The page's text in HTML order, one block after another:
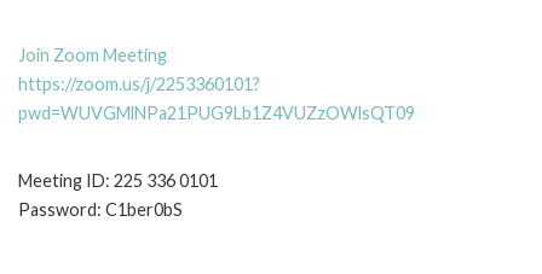
Join Zoom Meeting
https://zoom.us/j/2253360101?
pwd=WUVGMlNPa21PUG9Lb1Z4VUZzOWlsQT09
Meeting ID: 225 336 0101
Password: C1ber0bS